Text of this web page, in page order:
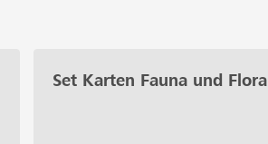
Set Karten Fauna und Flora